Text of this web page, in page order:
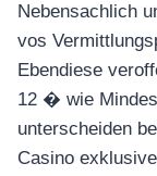
Nebensachlich
vos
Ebendiese
12 � wie
unterscheiden
Casino